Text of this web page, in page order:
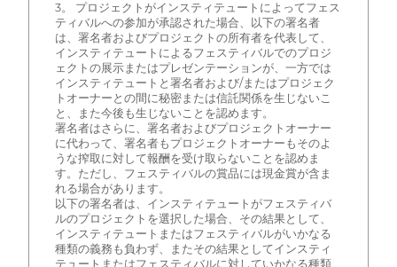
3。 プロジェクトがインスティテュートによってフェス
ティバルへの参加が承認された場合、以下の署名者
は、署名者およびプロジェクトの所有者を代表して、
インスティテュートによるフェスティバルでのプロジ
ェクトの展示またはプレゼンテーションが、一方では
インスティテュートと署名者および/またはプロジェク
トオーナーとの間に秘密または信託関係を生じないこ
と、また今後も生じないことを認めます。
署名者はさらに、署名者およびプロジェクトオーナー
に代わって、署名者もプロジェクトオーナーもそのよ
うな搾取に対して報酬を受け取らないことを認めま
す。ただし、フェスティバルの賞品には現金賞が含ま
れる場合があります。
以下の署名者は、インスティテュートがフェスティバ
ルのプロジェクトを選択した場合、その結果として、
インスティテュートまたはフェスティバルがいかなる
種類の義務も負わず、またその結果としてインスティ
テュートまたはフェスティバルに対していかなる種類